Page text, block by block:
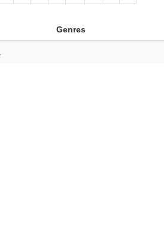
Genres